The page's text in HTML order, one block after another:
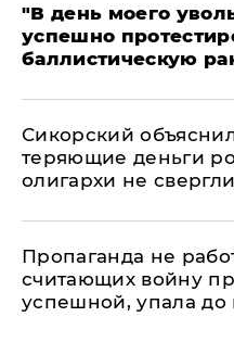
​"В день моего
успешно
баллистическую
Сикорский
теряющие деньги
олигархи не
​Пропаганда не
считающих войну
успешной, упала